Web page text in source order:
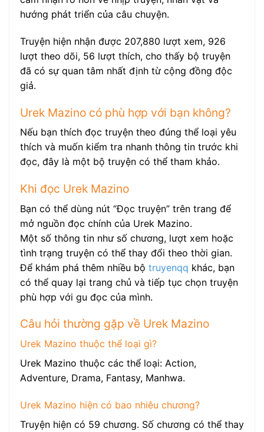
hướng phát triển của câu chuyện.
Truyện hiện nhận được 207,880 lượt xem, 926
lượt theo dõi, 56 lượt thích, cho thấy bộ truyện
đã có sự quan tâm nhất định từ cộng đồng độc
giả.
Urek Mazino có phù hợp với bạn không?
Nếu bạn thích đọc truyện theo đúng thể loại yêu
thích và muốn kiểm tra nhanh thông tin trước khi
đọc, đây là một bộ truyện có thể tham khảo.
Khi đọc Urek Mazino
Bạn có thể dùng nút “Đọc truyện” trên trang để
mở nguồn đọc chính của Urek Mazino.
Một số thông tin như số chương, lượt xem hoặc
tình trạng truyện có thể thay đổi theo thời gian.
Để khám phá thêm nhiều bộ truyenqq khác, bạn
có thể quay lại trang chủ và tiếp tục chọn truyện
phù hợp với gu đọc của mình.
Câu hỏi thường gặp về Urek Mazino
Urek Mazino thuộc thể loại gì?
Urek Mazino thuộc các thể loại: Action,
Adventure, Drama, Fantasy, Manhwa.
Urek Mazino hiện có bao nhiêu chương?
Truyện hiện có 59 chương. Số chương có thể thay